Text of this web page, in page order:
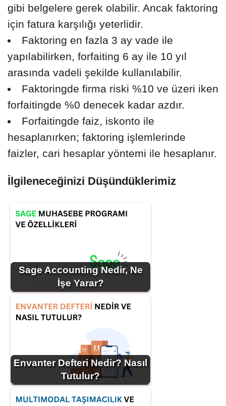
gibi belgelere gerek olabilir. Ancak faktoring
için fatura karşılığı yeterlidir.
Faktoring en fazla 3 ay vade ile
yapılabilirken, forfaiting 6 ay ile 10 yıl
arasında vadeli şekilde kullanılabilir.
Faktoringde firma riski %10 ve üzeri iken
forfaitingde %0 denecek kadar azdır.
Forfaitingde faiz, iskonto ile
hesaplanırken; faktoring işlemlerinde
faizler, cari hesaplar yöntemi ile hesaplanır.
İlgileneceğinizi Düşündüklerimiz
Sage Accounting Nedir, Ne
İşe Yarar?
Envanter Defteri Nedir? Nasıl
Tutulur?